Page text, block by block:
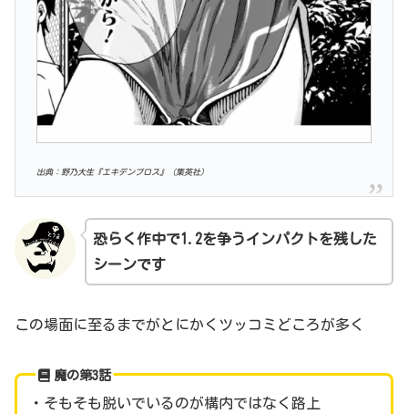
出典：野乃大生『エキデンブロス』（集英社）
恐らく作中で1.2を争うインパクトを残した
シーンです
この場面に至るまでがとにかくツッコミどころが多く
魔の第3話
・そもそも脱いでいるのが構内ではなく路上